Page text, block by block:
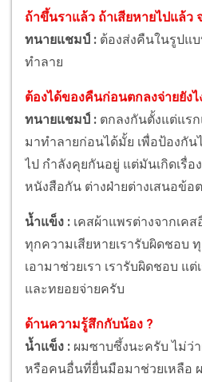
ถ้าขึ้นราแล้ว ถ้าเสียหายไปแล้ว
ทนายแชมป์ : ต้องส่งคืนในรูปแ
ทำลาย
ต้องได้ของคืนก่อนตกลงจ่ายยังไ
ทนายแชมป์ : ตกลงกันตั้งแต่แรก
มาทำลายก่อนได้มั้ย เพื่อป้องกั
ไป กำลังคุยกันอยู่ แต่มันเกิดเรื่อ
หนังสือกัน ต่างฝ่ายต่างเสนอข้อ
น้ำแข็ง : เคสผ้าแพรต่างจากเค
ทุกความเสียหายเรารับผิดชอบ
เอามาช่วยเรา เรารับผิดชอบ แต่
และทยอยจ่ายครับ
ด้านความรู้สึกกับน้อง ?
น้ำแข็ง : ผมซาบซึ้งนะครับ ไม่ว่
หรือคนอื่นที่ยื่นมือมาช่วยเหลือ